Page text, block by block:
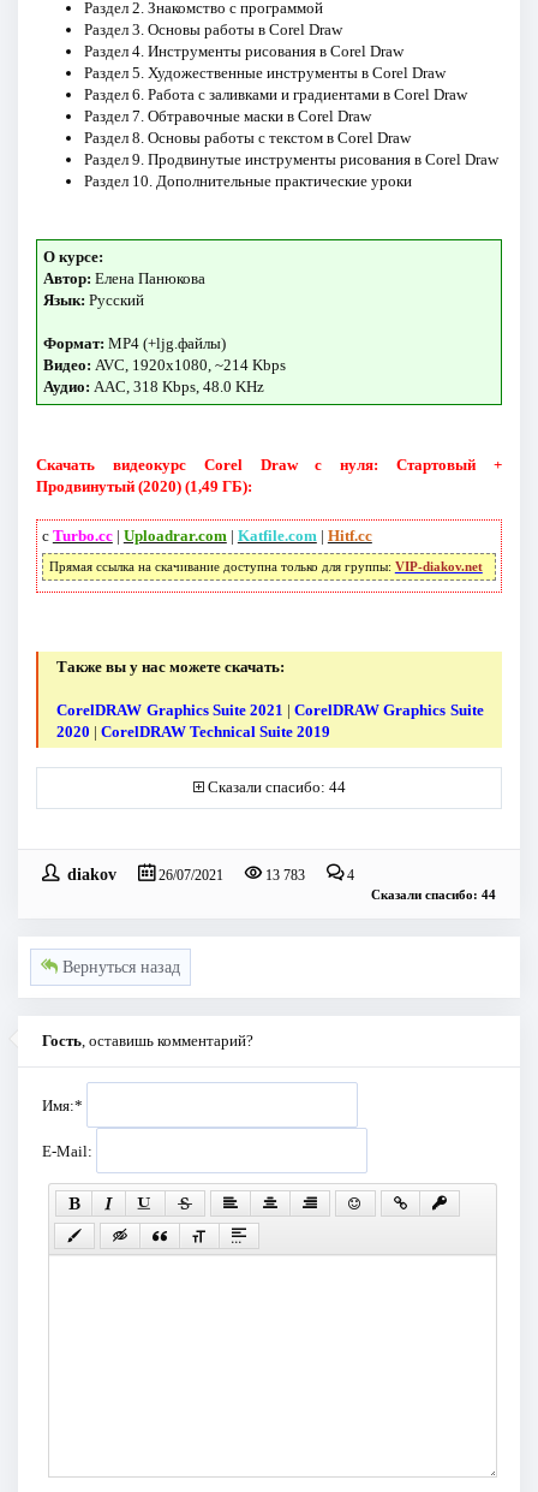
Раздел 2. Знакомство с программой
Раздел 3. Основы работы в Corel Draw
Раздел 4. Инструменты рисования в Corel Draw
Раздел 5. Художественные инструменты в Corel Draw
Раздел 6. Работа с заливками и градиентами в Corel Draw
Раздел 7. Обтравочные маски в Corel Draw
Раздел 8. Основы работы с текстом в Corel Draw
Раздел 9. Продвинутые инструменты рисования в Corel Draw
Раздел 10. Дополнительные практические уроки
О курсе:
Автор: Елена Панюкова
Язык: Русский
Формат: MP4 (+ljg.файлы)
Видео: AVC, 1920x1080, ~214 Kbps
Аудио: AAC, 318 Kbps, 48.0 KHz
Скачать видеокурс Corel Draw с нуля: Стартовый +
Продвинутый (2020) (1,49 ГБ):
с Turbo.cc| Uploadrar.com | Katfile.com | Hitf.cc
Прямая ссылка на скачивание доступна только для группы: VIP-diakov.net
Также вы у нас можете скачать:
CorelDRAW Graphics Suite 2021 |CorelDRAW Graphics Suite
2020 |CorelDRAW Technical Suite 2019
Сказали спасибо: 44
diakov 26/07/2021 13 783 4
Сказали спасибо: 44
Вернуться назад
Гость , оставишь комментарий?
Имя:*
E-Mail: